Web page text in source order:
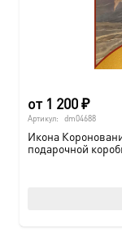
от 1 200₽
Артикул: dm04688
Икона
подарочной